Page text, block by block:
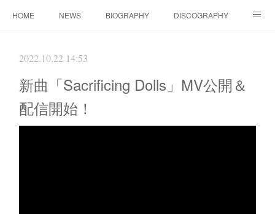
HOME NEWS BIOGRAPHY DISCOGRAPHY
2022.10.22 14:53
新曲「Sacrificing Dolls」MV公開＆
配信開始！